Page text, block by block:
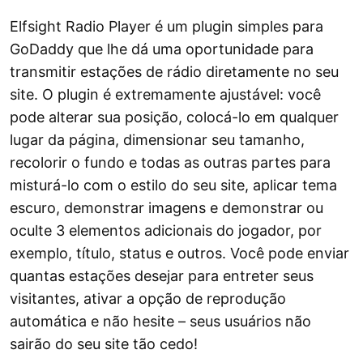
Elfsight Radio Player é um plugin simples para
GoDaddy que lhe dá uma oportunidade para
transmitir estações de rádio diretamente no seu
site. O plugin é extremamente ajustável: você
pode alterar sua posição, colocá-lo em qualquer
lugar da página, dimensionar seu tamanho,
recolorir o fundo e todas as outras partes para
misturá-lo com o estilo do seu site, aplicar tema
escuro, demonstrar imagens e demonstrar ou
oculte 3 elementos adicionais do jogador, por
exemplo, título, status e outros. Você pode enviar
quantas estações desejar para entreter seus
visitantes, ativar a opção de reprodução
automática e não hesite – seus usuários não
sairão do seu site tão cedo!